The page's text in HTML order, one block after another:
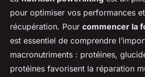
pour optimiser vos performances
récupération. Pour commencer la
est essentiel de comprendre
macronutriments : protéines,
protéines favorisent la réparation